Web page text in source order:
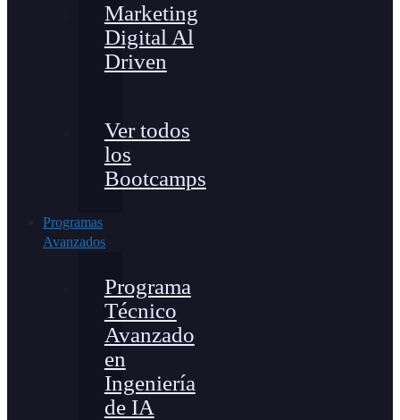
Marketing
Digital Al
Driven
Ver todos
los
Bootcamps
Programas
Avanzados
Programa
Técnico
Avanzado
en
Ingeniería
de IA